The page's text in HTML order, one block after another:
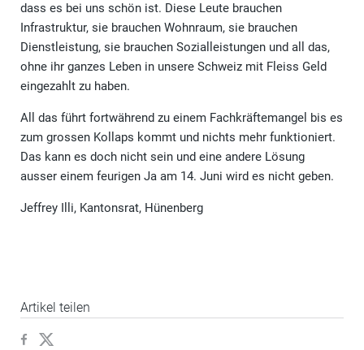
dass es bei uns schön ist. Diese Leute brauchen
Infrastruktur, sie brauchen Wohnraum, sie brauchen
Dienstleistung, sie brauchen Sozialleistungen und all das,
ohne ihr ganzes Leben in unsere Schweiz mit Fleiss Geld
eingezahlt zu haben.
All das führt fortwährend zu einem Fachkräftemangel bis es
zum grossen Kollaps kommt und nichts mehr funktioniert.
Das kann es doch nicht sein und eine andere Lösung
ausser einem feurigen Ja am 14. Juni wird es nicht geben.
Jeffrey Illi, Kantonsrat, Hünenberg
Artikel teilen